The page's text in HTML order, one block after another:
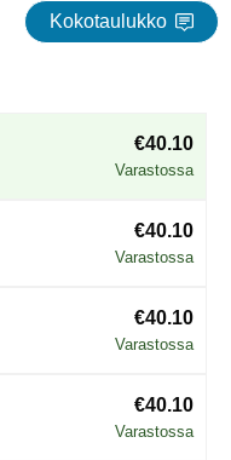
Kokotaulukko
€40.10
Varastossa
€40.10
Varastossa
€40.10
Varastossa
€40.10
Varastossa